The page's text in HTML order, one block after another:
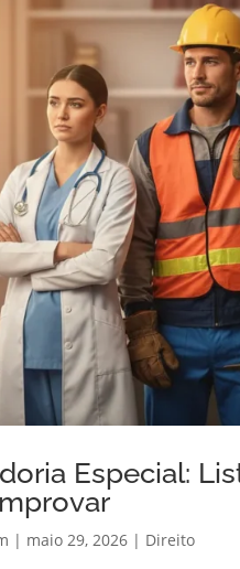
Especial:
| maio 29, 2026 | Direito